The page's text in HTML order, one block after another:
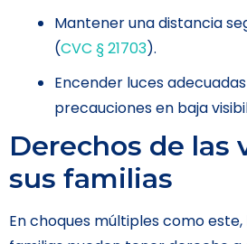
Mantener una distancia
(CVC § 21703).
Encender luces
precauciones en baja
Derechos de las
sus familias
En choques múltiples como